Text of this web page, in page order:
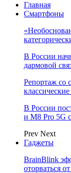
Главная
Смартфоны
В России
дармовой
Репортаж со
В России
и M8 Pro 5G
Prev Next
Гаджеты
BrainBlink
оторваться